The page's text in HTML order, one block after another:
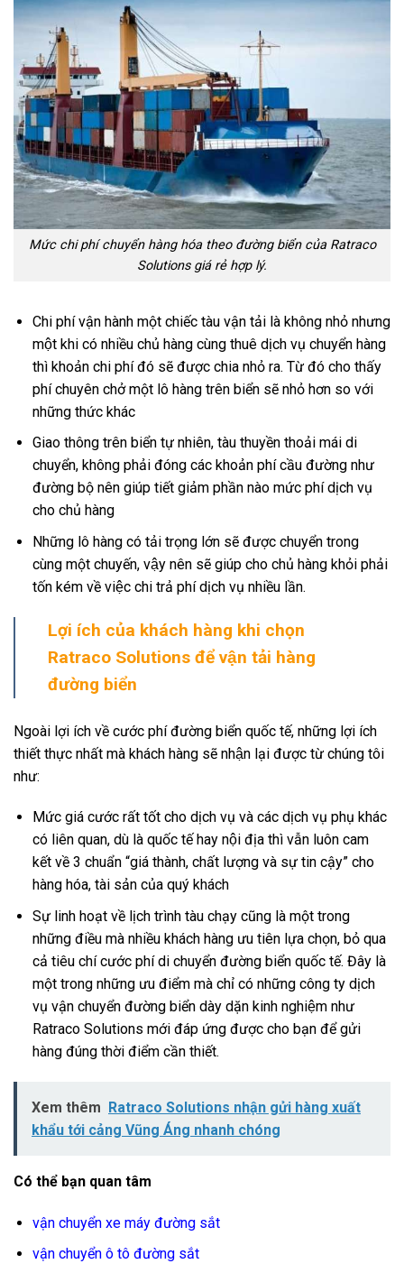
Mức chi phí chuyển hàng hóa theo đường biển của Ratraco
Solutions giá rẻ hợp lý.
Chi phí vận hành một chiếc tàu vận tải là không nhỏ nhưng
một khi có nhiều chủ hàng cùng thuê dịch vụ chuyển hàng
thì khoản chi phí đó sẽ được chia nhỏ ra. Từ đó cho thấy
phí chuyên chở một lô hàng trên biển sẽ nhỏ hơn so với
những thức khác
Giao thông trên biển tự nhiên, tàu thuyền thoải mái di
chuyển, không phải đóng các khoản phí cầu đường như
đường bộ nên giúp tiết giảm phần nào mức phí dịch vụ
cho chủ hàng
Những lô hàng có tải trọng lớn sẽ được chuyển trong
cùng một chuyến, vậy nên sẽ giúp cho chủ hàng khỏi phải
tốn kém về việc chi trả phí dịch vụ nhiều lần.
Lợi ích của khách hàng khi chọn
Ratraco Solutions để vận tải hàng
đường biển
Ngoài lợi ích về cước phí đường biển quốc tế, những lợi ích
thiết thực nhất mà khách hàng sẽ nhận lại được từ chúng tôi
như:
Mức giá cước rất tốt cho dịch vụ và các dịch vụ phụ khác
có liên quan, dù là quốc tế hay nội địa thì vẫn luôn cam
kết về 3 chuẩn “giá thành, chất lượng và sự tin cậy” cho
hàng hóa, tài sản của quý khách
Sự linh hoạt về lịch trình tàu chạy cũng là một trong
những điều mà nhiều khách hàng ưu tiên lựa chọn, bỏ qua
cả tiêu chí cước phí di chuyển đường biển quốc tế. Đây là
một trong những ưu điểm mà chỉ có những công ty dịch
vụ vận chuyển đường biển dày dặn kinh nghiệm như
Ratraco Solutions mới đáp ứng được cho bạn để gửi
hàng đúng thời điểm cần thiết.
Xem thêm Ratraco Solutions nhận gửi hàng xuất
khẩu tới cảng Vũng Áng nhanh chóng
Có thể bạn quan tâm
vận chuyển xe máy đường sắt
vận chuyển ô tô đường sắt